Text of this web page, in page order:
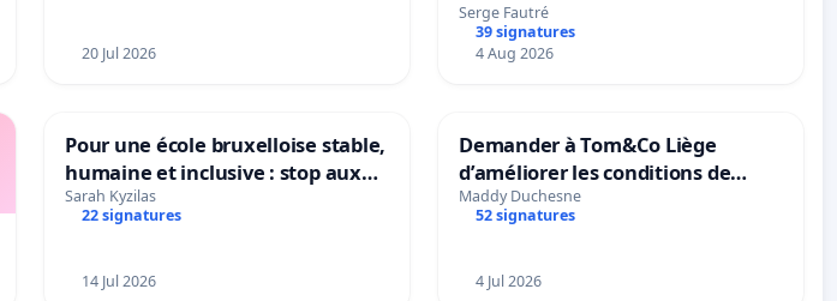
20 Jul 2026
Serge Fautré
39 signatures
4 Aug 2026
Pour une école bruxelloise stable,
humaine et inclusive : stop aux
réformes qui fragilisent le
primaire
Sarah Kyzilas
22 signatures
14 Jul 2026
Demander à Tom&Co Liège
d’améliorer les conditions de
présentation des animaux et de
mettre fin à la vente d’animaux
Maddy Duchesne
52 signatures
4 Jul 2026